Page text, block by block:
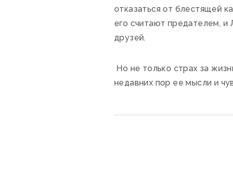
отказаться от блестящей
его считают предателем, и
друзей.
Но не только страх за
недавних пор ее мысли и